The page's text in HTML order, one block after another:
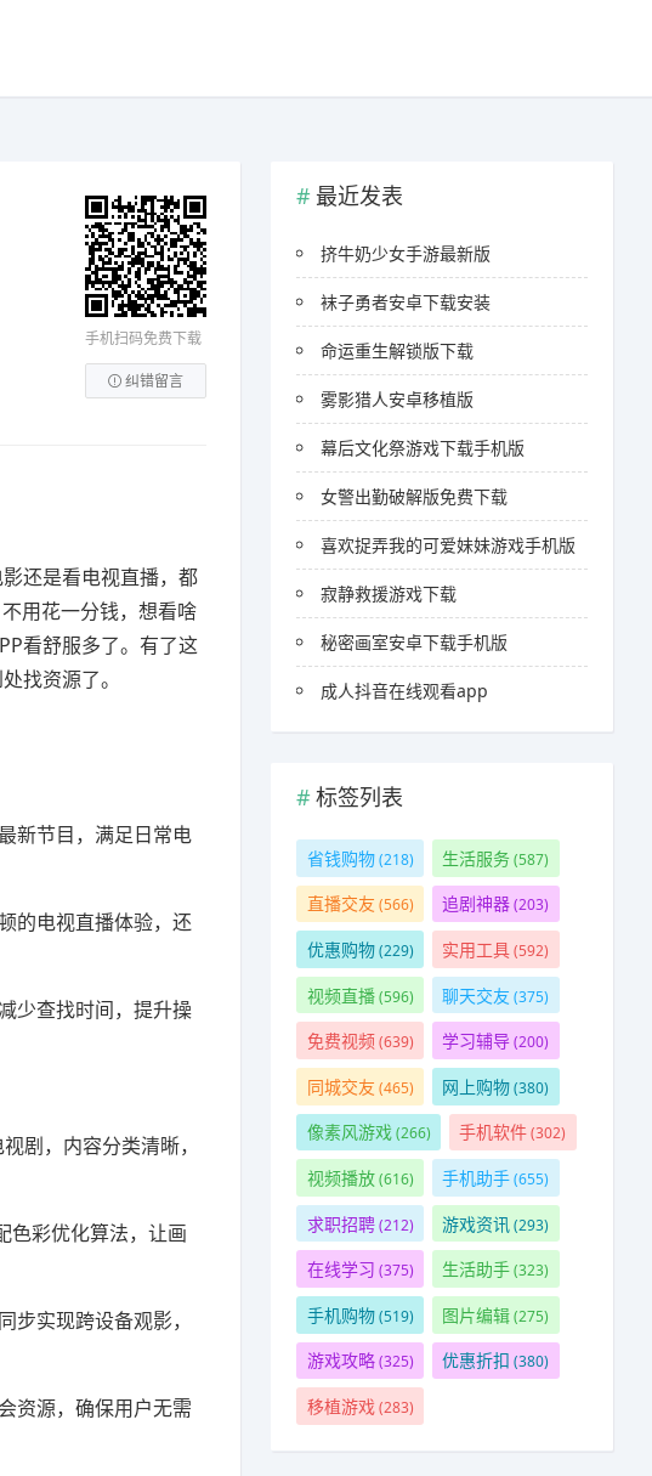
手机扫码免费下载
纠错留言
还是看电视直播，都
用花一分钱，想看啥
看舒服多了。有了这
找资源了。
新节目，满足日常电
的电视直播体验，还
少查找时间，提升操
剧，内容分类清晰，
色彩优化算法，让画
实现跨设备观影，
资源，确保用户无需
最近发表
挤牛奶少女手游最新版
袜子勇者安卓下载安装
命运重生解锁版下载
雾影猎人安卓移植版
幕后文化祭游戏下载手机版
女警出勤破解版免费下载
喜欢捉弄我的可爱妹妹游戏手机版
寂静救援游戏下载
秘密画室安卓下载手机版
成人抖音在线观看app
标签列表
省钱购物(218) 生活服务(587)
直播交友 (566) 追剧神器(203)
优惠购物(229) 实用工具(592)
视频直播(596) 聊天交友 (375)
免费视频(639) 学习辅导(200)
同城交友 (465) 网上购物(380)
像素风游戏(266) 手机软件(302)
视频播放(616) 手机助手(655)
求职招聘(212) 游戏资讯(293)
在线学习 (375) 生活助手(323)
手机购物(519) 图片编辑(275)
游戏攻略(325) 优惠折扣 (380)
移植游戏(283)